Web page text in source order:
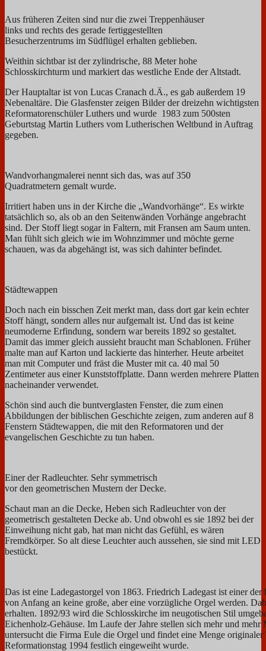
Aus früheren Zeiten sind nur die zwei Treppenhäuser
links und rechts des gerade fertiggestellten
Besucherzentrums im Südflügel erhalten geblieben.
Weithin sichtbar ist der zylindrische, 88 Meter hohe
Schlosskirchturm und markiert das westliche Ende der Altstadt.
Der Hauptaltar ist von Lucas Cranach d.Ä., es gab außerdem 19
Nebenaltäre. Die Glasfenster zeigen Bilder der dreizehn wichtigsten
Reformatorenschüler Luthers und wurde 1983 zum 500sten
Geburtstag Martin Luthers vom Lutherischen Weltbund in Auftrag
gegeben.
Wandvorhangmalerei nennt sich das, was auf 350
Quadratmetern gemalt wurde.
Irritiert haben uns in der Kirche die „Wandvorhänge“. Es wirkte
tatsächlich so, als ob an den Seitenwänden Vorhänge angebracht
sind. Der Stoff liegt sogar in Faltern, mit Fransen am Saum unten.
Man fühlt sich gleich wie im Wohnzimmer und möchte gerne
schauen, was da abgehängt ist, was sich dahinter befindet.
Städtewappen
Doch nach ein bisschen Zeit merkt man, dass dort gar kein echter
Stoff hängt, sondern alles nur aufgemalt ist. Und das ist keine
neumoderne Erfindung, sondern war bereits 1892 so gestaltet.
Damit das immer gleich aussieht braucht man Schablonen. Früher
malte man auf Karton und lackierte das hinterher. Heute arbeitet
man mit Computer und fräst die Muster mit ca. 40 mal 50
Zentimeter aus einer Kunststoffplatte. Dann werden mehrere Platten
nacheinander verwendet.
Schön sind auch die buntverglasten Fenster, die zum einen
Abbildungen der biblischen Geschichte zeigen, zum anderen auf 8
Fenstern Städtewappen, die mit den Reformatoren und der
evangelischen Geschichte zu tun haben.
Einer der Radleuchter. Sehr symmetrisch
vor den geometrischen Mustern der Decke.
Schaut man an die Decke, Heben sich Radleuchter von der
geometrisch gestalteten Decke ab. Und obwohl es sie 1892 bei der
Einweihung nicht gab, hat man nicht das Gefühl, es wären
Fremdkörper. So alt diese Leuchter auch aussehen, sie sind mit LED
bestückt.
Das ist eine Ladegastorgel von 1863. Friedrich Ladegast ist einer
von Anfang an keine große, aber eine vorzügliche Orgel werden.
erhalten. 1892/93 wird die Schlosskirche im neugotischen Stil
Eichenholz-Gehäuse. Im Laufe der Jahre stellen sich mehr und
untersucht die Firma Eule die Orgel und findet eine Menge
Reformationstag 1994 festlich eingeweiht wurde.